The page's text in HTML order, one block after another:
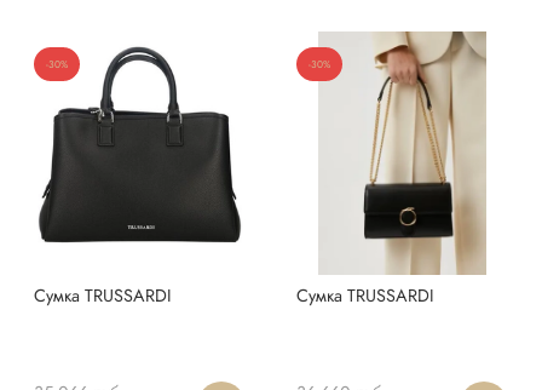
-30%
Сумка TRUSSARDI
-30%
Сумка TRUSSARDI